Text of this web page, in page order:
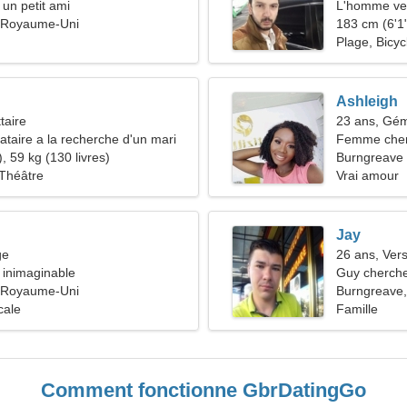
petit ami
Uni
L'homme
183 cm
Plage,
a la recherche d'un mari
59 kg (130 livres)
Ashleigh
23 ans,
Femme
Burngreave
Vrai amour
Uni
Jay
26 ans,
Guy
Famille
Comment fonctionne GbrDatingGo